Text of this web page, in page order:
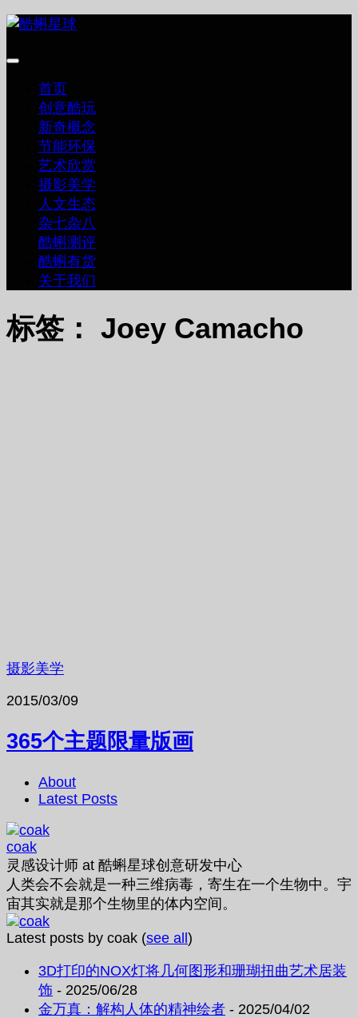
跳
内
首页
创意酷玩
新奇概念
节能环保
艺术欣赏
摄影美学
人文生态
杂七杂八
酷蝌测评
酷蝌有货
关于我们
标签： Joey Camacho
摄影美学
2015/03/09
365个主题限量版画
About
Latest Posts
coak
灵感设计师 at 酷蝌星球创意研发中心
人类会不会就是一种三维病毒，寄生在一个生物中。宇
宙其实就是那个生物里的体内空间。
Latest posts by coak (see all)
3D打印的NOX灯将几何图形和珊瑚扭曲艺术居装
饰 - 2025/06/28
金万真：解构人体的精神绘者 - 2025/04/02